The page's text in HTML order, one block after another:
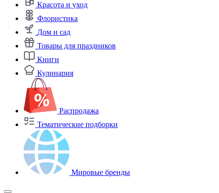
Красота и уход
Флористика
Дом и сад
Товары для праздников
Книги
Кулинария
Распродажа
Тематические подборки
Мировые бренды